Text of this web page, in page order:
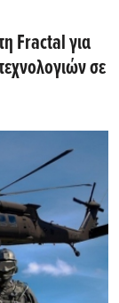
Fractal για
σε